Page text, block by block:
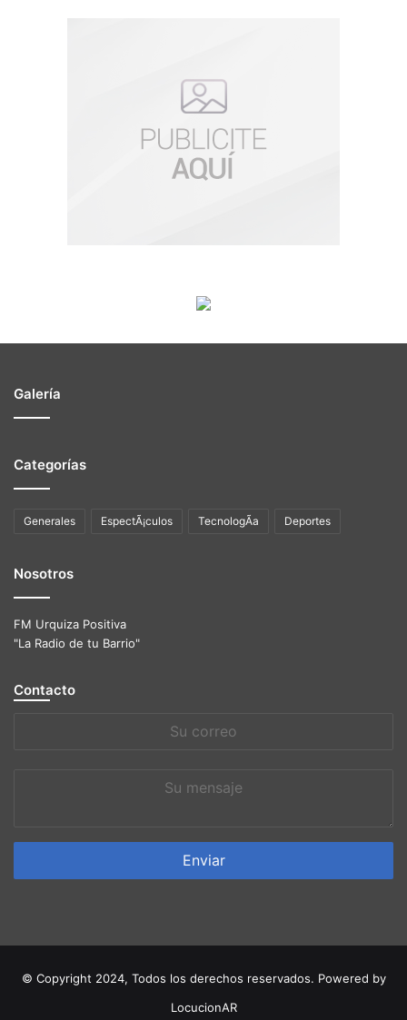
Galería
Categorías
Generales EspectÃ¡culos TecnologÃ­a Deportes
Nosotros
FM Urquiza Positiva
"La Radio de tu Barrio"
Contacto
© Copyright 2024, Todos los derechos reservados. Powered by
LocucionAR